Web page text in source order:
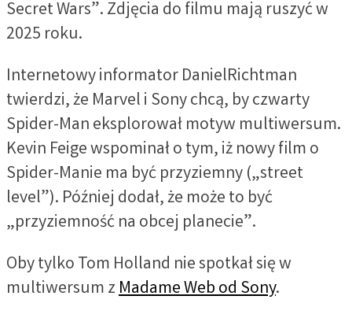
Secret Wars”. Zdjęcia do filmu mają ruszyć w
2025 roku.
Internetowy informator DanielRichtman
twierdzi, że Marvel i Sony chcą, by czwarty
Spider-Man eksplorował motyw multiwersum.
Kevin Feige wspominał o tym, iż nowy film o
Spider-Manie ma być przyziemny („street
level”). Później dodał, że może to być
„przyziemność na obcej planecie”.
Oby tylko Tom Holland nie spotkał się w
multiwersum zMadame Web od Sony.